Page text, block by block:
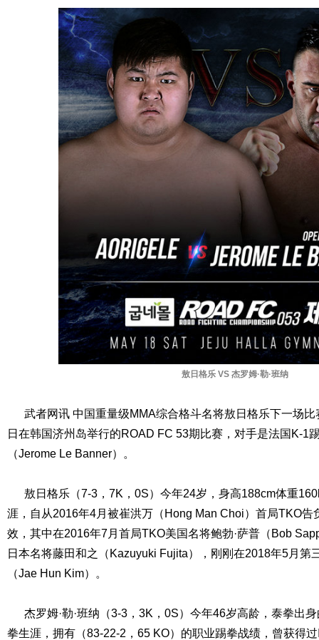
敖日格乐 VS 杰罗姆·勒·班纳
武者网讯 中国重量级MMA综合格斗名将敖日格乐下一场比
日在韩国济州岛举行的ROAD FC 53期比赛，对手是法国K-1
（Jerome Le Banner）。
敖日格乐（7-3，7K，0S）今年24岁，身高188cm体重
涯，自从2016年4月被崔洪万（Hong Man Choi）首局TKO告
效，其中在2016年7月首局TKO美国名将鲍勃·萨普（Bob
日本名将藤田和之（Kazuyuki Fujita），刚刚在2018年5月第
（Jae Hun Kim）。
杰罗姆·勒·班纳（3-3，3K，0S）今年46岁高龄，泰拳出
拳生涯，拥有（83-22-2，65 KO）的职业踢拳战绩，曾获得